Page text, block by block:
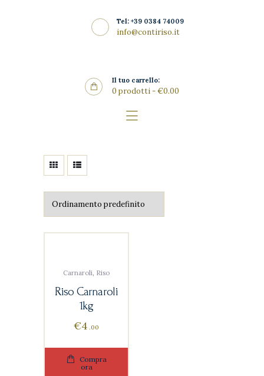
Tel: +39 0384 74009
info@contiriso.it
Il tuo carrello:
0 prodotti-€0.00
CONTIRISO
Punto Vendita
Contatti
Carnaroli, Riso
Riso Carnaroli
1kg
€4 00
Compra
ora